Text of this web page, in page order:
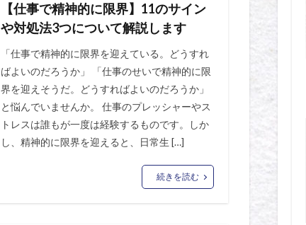
【仕事で精神的に限界】11のサイン
や対処法3つについて解説します
「仕事で精神的に限界を迎えている。どうすれ
ばよいのだろうか」 「仕事のせいで精神的に限
界を迎えそうだ。どうすればよいのだろうか」
と悩んでいませんか。 仕事のプレッシャーやス
トレスは誰もが一度は経験するものです。しか
し、精神的に限界を迎えると、日常生 […]
続きを読む